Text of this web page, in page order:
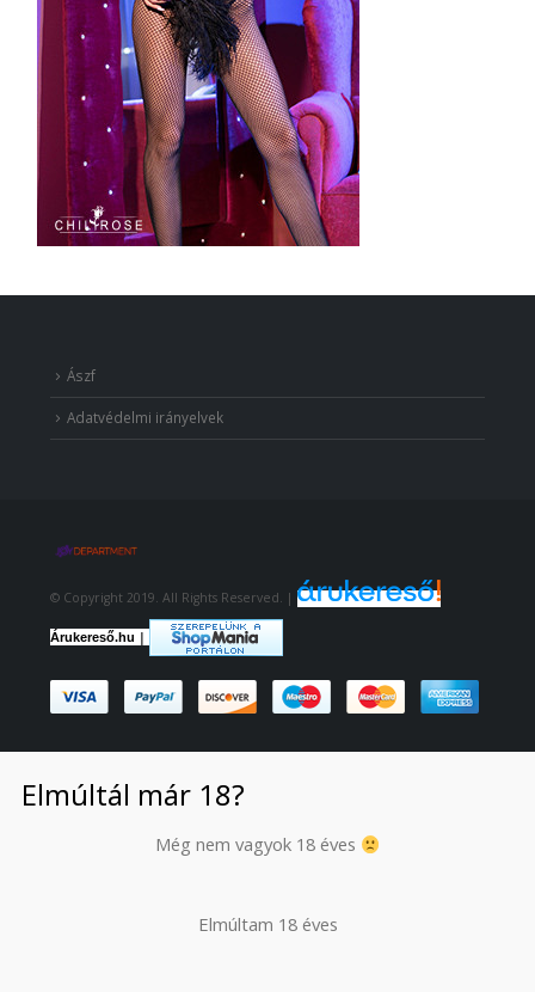
Ászf
Adatvédelmi irányelvek
© Copyright 2019. All Rights Reserved. |
Árukereső.hu |
Elmúltál már 18?
Még nem vagyok 18 éves
Elmúltam 18 éves